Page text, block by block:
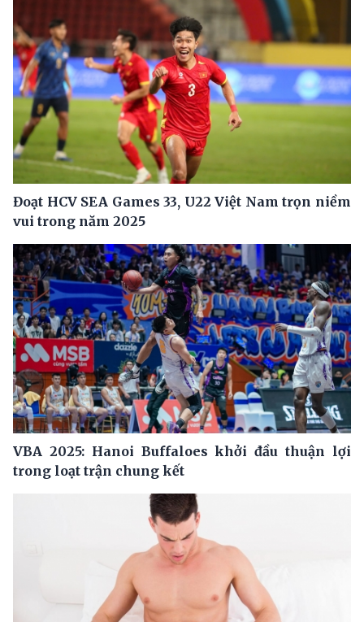
Đoạt HCV SEA Games 33, U22 Việt Nam trọn niềm
vui trong năm 2025
VBA 2025: Hanoi Buffaloes khởi đầu thuận lợi
trong loạt trận chung kết